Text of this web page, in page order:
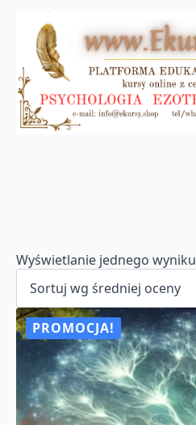
Wyświetlanie jednego wyniku
PROMOCJA!